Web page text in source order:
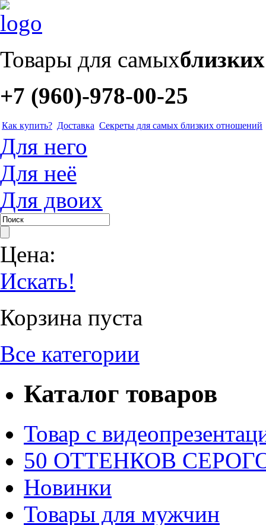
Товары для самых
+7 (960)-978-00-25
Как купить? Доставка Секреты для самых близких отношений
Для него
Для неё
Для двоих
Цена:
Искать!
Корзина пуста
Все категории
Каталог товаров
Товар с
50 ОТТЕНКОВ
Новинки
Товары для мужчин